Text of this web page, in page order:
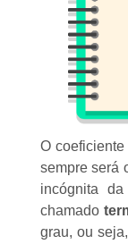
O
sempre será
incógnita
chamado
grau, ou